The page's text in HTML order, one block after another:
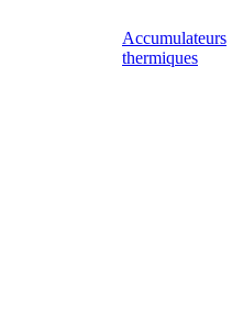
Accumulateurs
thermiques